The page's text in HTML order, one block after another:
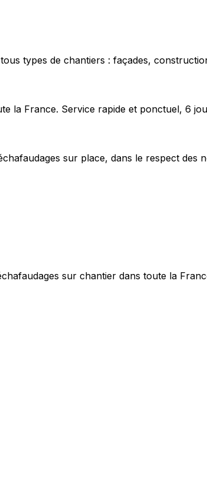
types de chantiers : façades,
la France. Service rapide et ponctuel, 6
sur place, dans le respect des
sur chantier dans toute la